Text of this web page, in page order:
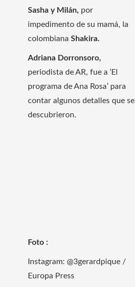
Sasha y Milán, por
impedimento de su mamá, la
colombiana Shakira.
Adriana Dorronsoro,
periodista de AR, fue a ‘El
programa de Ana Rosa’ para
contar algunos detalles que se
descubrieron.
Foto :
Instagram: @3gerardpique /
Europa Press